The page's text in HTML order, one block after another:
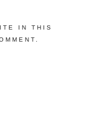
IN THIS